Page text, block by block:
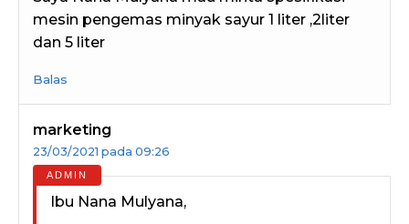
mesin pengemas minyak sayur 1 liter ,2liter
dan 5 liter
Balas
marketing
23/03/2021 pada 09:26
Ibu Nana Mulyana,